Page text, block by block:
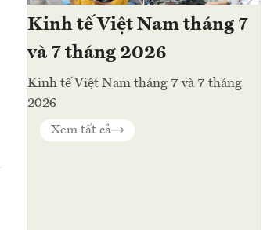
Kinh tế Việt Nam tháng 7
và 7 tháng 2026
Kinh tế Việt Nam tháng 7 và 7 tháng
2026
Xem tất cả